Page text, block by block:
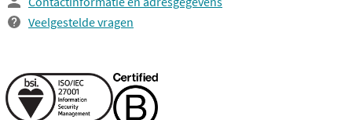
Veelgestelde vragen